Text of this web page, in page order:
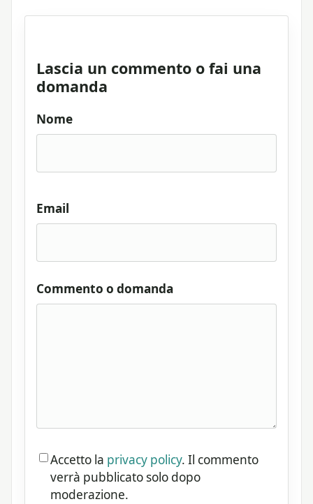
Lascia un commento o fai una
domanda
Nome
Email
Commento o domanda
Accetto la privacy policy. Il commento
verrà pubblicato solo dopo
moderazione.